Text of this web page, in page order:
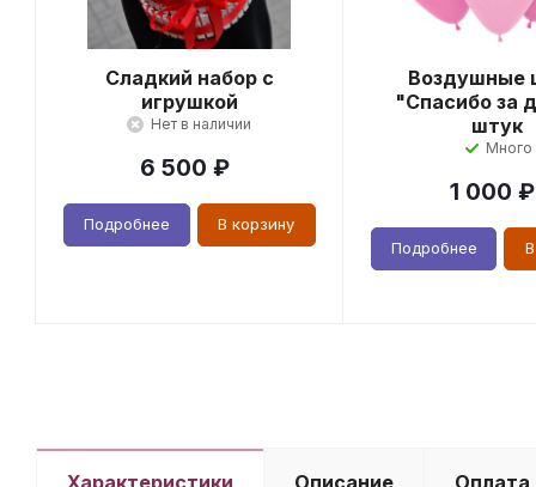
Сладкий набор с
игрушкой
Нет в наличии
6 500 ₽
Подробнее В корзину
Воздушные
"Спасибо за
штук
Много
1 000 ₽
Подробнее
Характеристики Описание Оплата